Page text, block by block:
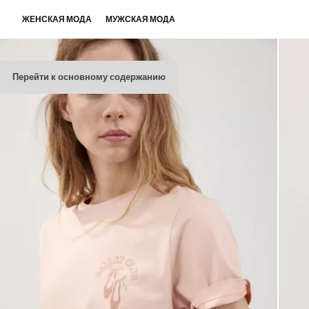
Перейти к основному содержанию
ЖЕНСКАЯ МОДА МУЖСКАЯ МОДА